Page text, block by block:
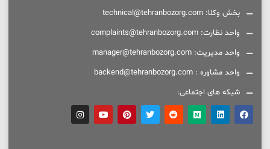
بخش وکلا: technical@tehranbozorg.com
واحد نظارت: complaints@tehranbozorg.com
واحد مدیریت: manager@tehranbozorg.com
واحد مشاوره : backend@tehranbozorg.com
شبکه های اجتماعی: